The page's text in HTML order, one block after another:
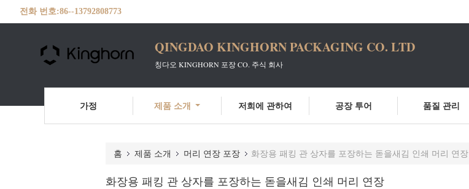
전화 번호:86--13792808773
QINGDAO KINGHORN PACKAGING CO. LTD
칭다오 KINGHORN 포장 CO. 주식 회사
가정 제품 소개 저희에 관하여 공장 투어 품질 관리
홈 제품 소개 머리 연장 포장 화장용 패킹 관 상자를 포장하는 돋을새김 인쇄 머리 연장
화장용 패킹 관 상자를 포장하는 돋을새김 인쇄 머리 연장